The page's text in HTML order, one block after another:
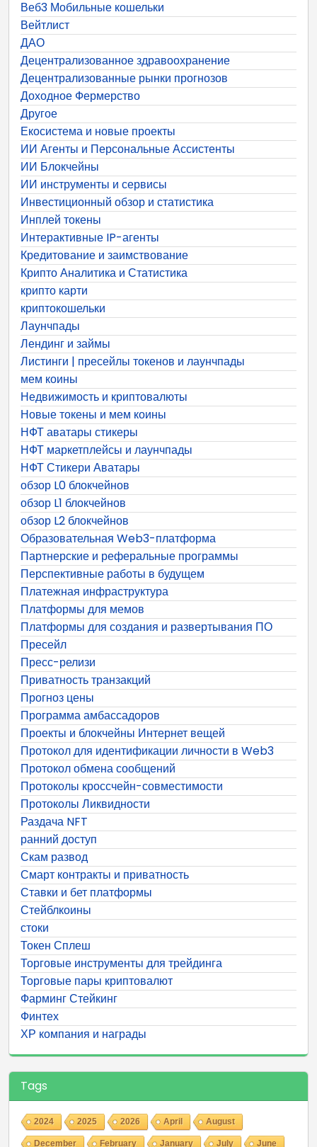
Веб3 Мобильные кошельки
Вейтлист
ДАО
Децентрализованное здравоохранение
Децентрализованные рынки прогнозов
Доходное Фермерство
Другое
Екосистема и новые проекты
ИИ Агенты и Персональные Ассистенты
ИИ Блокчейны
ИИ инструменты и сервисы
Инвестиционный обзор и статистика
Инплей токены
Интерактивные IP-агенты
Кредитование и заимствование
Крипто Аналитика и Статистика
крипто карти
криптокошельки
Лаунчпады
Лендинг и займы
Листинги | пресейлы токенов и лаунчпады
мем коины
Недвижимость и криптовалюты
Новые токены и мем коины
НФТ аватары стикеры
НФТ маркетплейсы и лаунчпады
НФТ Стикери Аватары
обзор L0 блокчейнов
обзор L1 блокчейнов
обзор L2 блокчейнов
Образовательная Web3-платформа
Партнерские и реферальные программы
Перспективные работы в будущем
Платежная инфраструктура
Платформы для мемов
Платформы для создания и развертывания ПО
Пресейл
Пресс-релизи
Приватность транзакций
Прогноз цены
Программа амбассадоров
Проекты и блокчейны Интернет вещей
Протокол для идентификации личности в Web3
Протокол обмена сообщений
Протоколы кроссчейн-совместимости
Протоколы Ликвидности
Раздача NFT
ранний доступ
Скам развод
Смарт контракты и приватность
Ставки и бет платформы
Стейблкоины
стоки
Токен Сплеш
Торговые инструменты для трейдинга
Торговые пары криптовалют
Фарминг Стейкинг
Финтех
ХР компания и награды
Tags
2024 2025 2026 April August
December February January July June